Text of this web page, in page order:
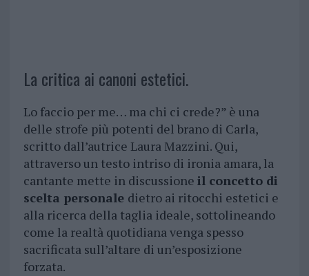
La critica ai canoni estetici.
Lo faccio per me… ma chi ci crede?” è una
delle strofe più potenti del brano di Carla,
scritto dall’autrice Laura Mazzini. Qui,
attraverso un testo intriso di ironia amara, la
cantante mette in discussione il concetto di
scelta personale dietro ai ritocchi estetici e
alla ricerca della taglia ideale, sottolineando
come la realtà quotidiana venga spesso
sacrificata sull’altare di un’esposizione
forzata.